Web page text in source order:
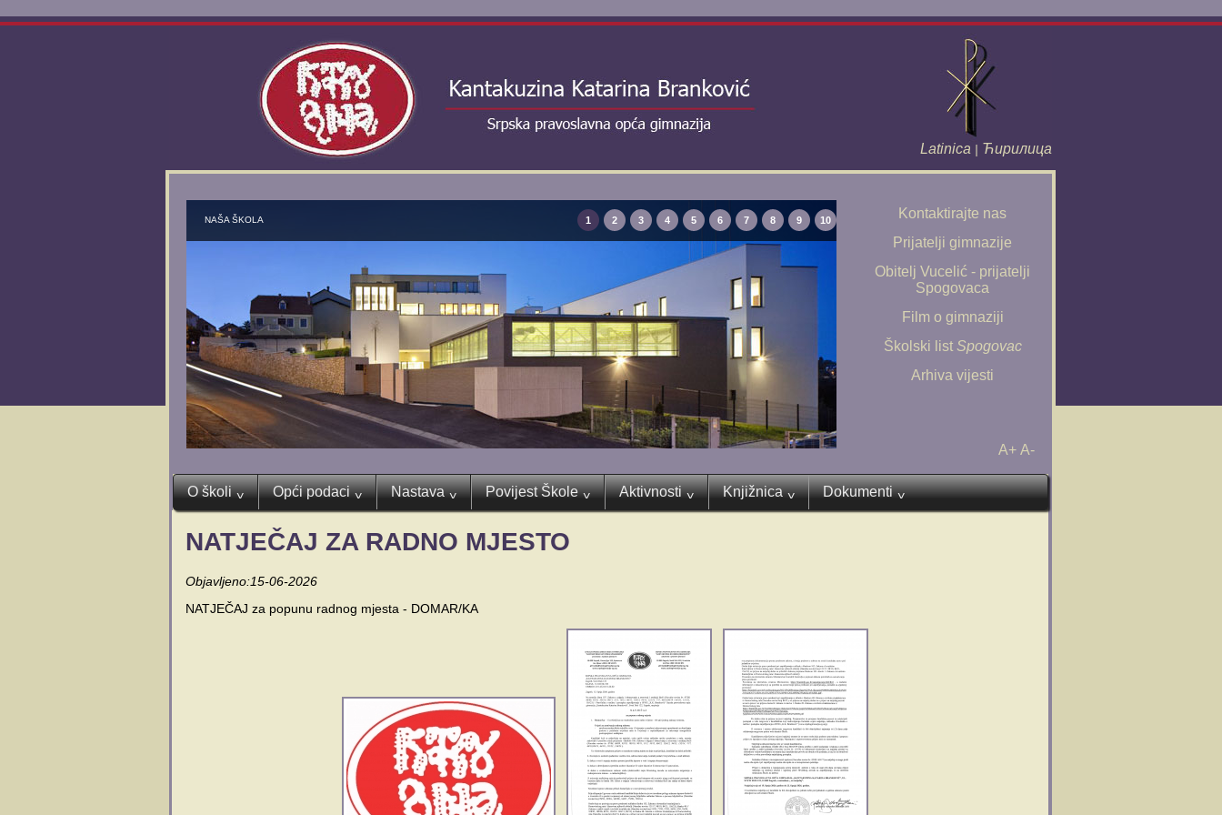
Latinica | Ћирилица
NAŠA ŠKOLA 1 2 3 4 5 6 7 8 9 10
Kontaktirajte nas
Prijatelji gimnazije
Obitelj Vucelić - prijatelji
Spogovaca
Film o gimnaziji
Školski list Spogovac
Arhiva vijesti
A+ A-
O školi ^ Opći podaci ^ Nastava ^ Povijest Škole ^ Aktivnosti ^ Knjižnica ^ Dokumenti ^
NATJEČAJ ZA RADNO MJESTO
Objavljeno:15-06-2026
NATJEČAJ za popunu radnog mjesta - DOMAR/KA